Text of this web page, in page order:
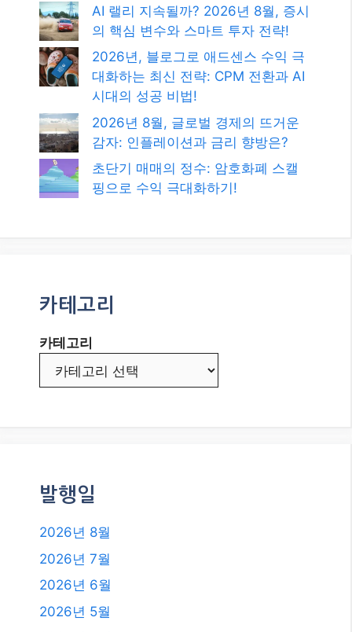
카테고리
카테고리
2026년 8월
2026년 7월
2026년 5월
2026년 1월
2025년 11월
2025년 10월
2025년 9월
2025년 8월